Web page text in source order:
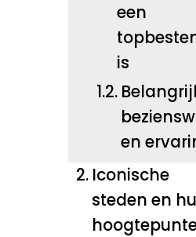
een
is
en
Iconische
steden en